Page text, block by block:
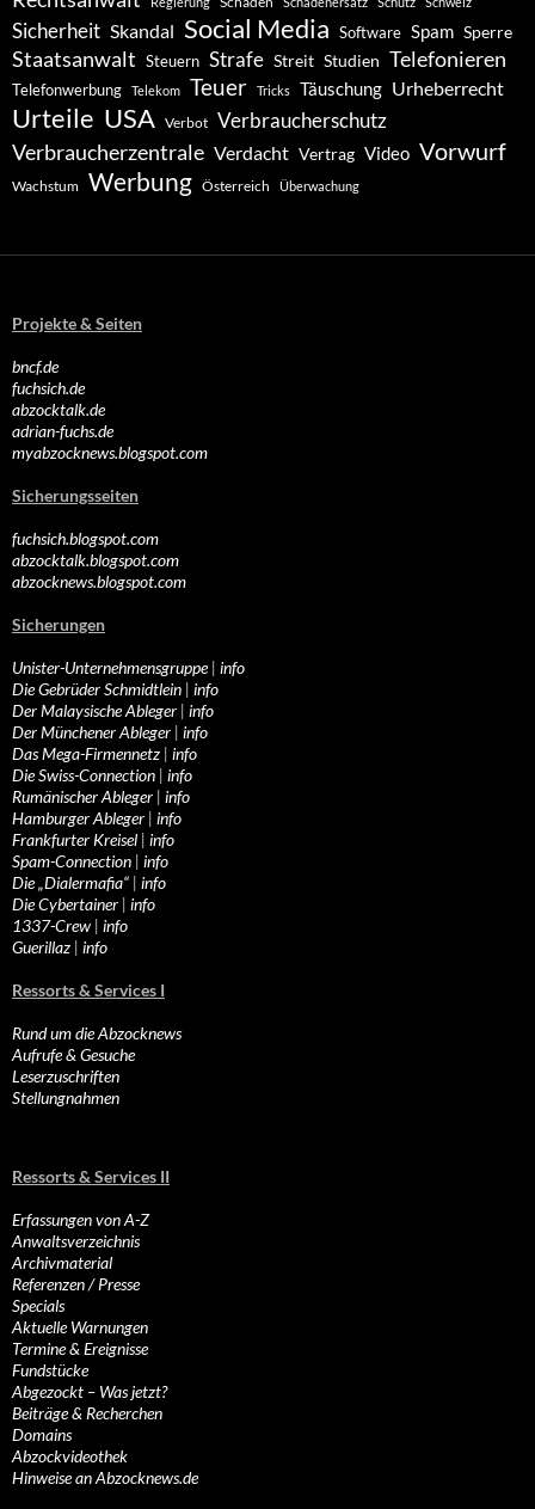
Sicherheit Skandal Social Media Software Spam Sperre
Staatsanwalt Steuern Strafe Streit Studien Telefonieren
Telefonwerbung Telekom Teuer Tricks Täuschung Urheberrecht
Urteile USA Verbot Verbraucherschutz
Verbraucherzentrale Verdacht Vertrag Video Vorwurf
Wachstum Werbung Österreich Überwachung
Projekte & Seiten
bncf.de
fuchsich.de
abzocktalk.de
adrian-fuchs.de
myabzocknews.blogspot.com
Sicherungsseiten
fuchsich.blogspot.com
abzocktalk.blogspot.com
abzocknews.blogspot.com
Sicherungen
Unister-Unternehmensgruppe| info
Die Gebrüder Schmidtlein | info
Der Malaysische Ableger | info
Der Münchener Ableger | info
Das Mega-Firmennetz | info
Die Swiss-Connection | info
Rumänischer Ableger | info
Hamburger Ableger | info
Frankfurter Kreisel | info
Spam-Connection | info
Die „Dialermafia“ | info
Die Cybertainer | info
1337-Crew | info
Guerillaz | info
Ressorts & Services I
Rund um die Abzocknews
Aufrufe & Gesuche
Leserzuschriften
Stellungnahmen
Ressorts & Services II
Erfassungen von A-Z
Anwaltsverzeichnis
Archivmaterial
Referenzen / Presse
Specials
Aktuelle Warnungen
Termine & Ereignisse
Fundstücke
Abgezockt – Was jetzt?
Beiträge & Recherchen
Domains
Abzockvideothek
Hinweise an Abzocknews.de